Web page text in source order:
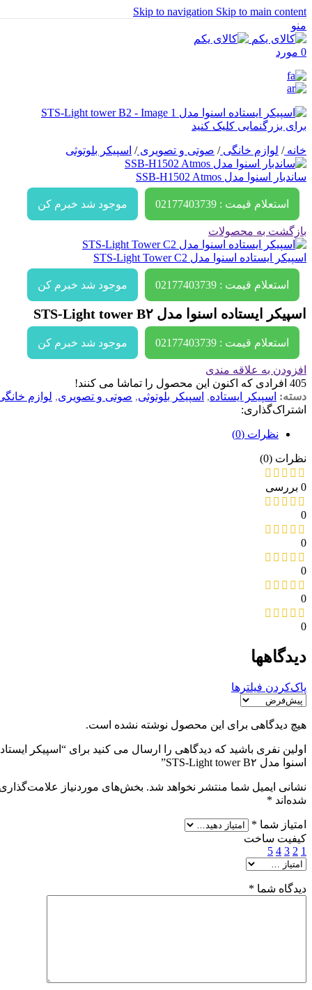
Skip to navigation Skip to main content
منو
0 مورد
برای بزرگنمایی کلیک کنید
خانه/ لوازم خانگی/ صوتی و تصویری/ اسپیکر بلوتوثی
ساندبار اسنوا مدل SSB-H1502 Atmos
استعلام قیمت : 02177403739 موجود شد خبرم کن
بازگشت به محصولات
اسپیکر ایستاده اسنوا مدل STS-Light Tower C2
استعلام قیمت : 02177403739 موجود شد خبرم کن
اسپیکر ایستاده اسنوا مدل STS-Light tower B۲
استعلام قیمت : 02177403739 موجود شد خبرم کن
افزودن به علاقه مندی
405 افرادی که اکنون این محصول را تماشا می کنند!
دسته: اسپیکر ایستاده, اسپیکر بلوتوثی, صوتی و تصویری, لوازم
اشتراک‌گذاری:
نظرات (0)
نظرات (0)
0 بررسی
0
0
0
0
0
دیدگاهها
پاک‌کردن فیلترها
هیچ دیدگاهی برای این محصول نوشته نشده است.
اولین نفری باشید که دیدگاهی را ارسال می کنید برای “اسپیکر
اسنوا مدل STS-Light tower B۲”
نشانی ایمیل شما منتشر نخواهد شد. بخش‌های موردنیاز
شده‌اند *
امتیاز شما *
کیفیت ساخت
1
2
3
4
5
دیدگاه شما *